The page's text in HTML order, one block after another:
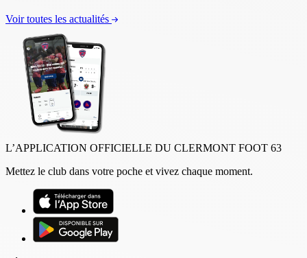
Voir toutes les actualités
L’APPLICATION OFFICIELLE DU CLERMONT FOOT 63
Mettez le club dans votre poche et vivez chaque moment.